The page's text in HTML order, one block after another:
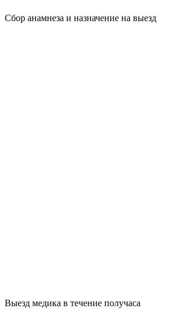
Сбор анамнеза и назначение на выезд
Выезд медика в течение получаса